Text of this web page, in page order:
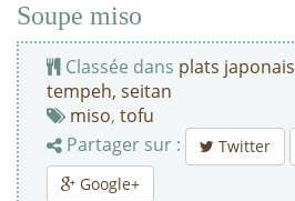
Soupe miso
Classée dans plats japonais
tempeh, seitan
miso, tofu
Partager sur :
Twitter
Google+